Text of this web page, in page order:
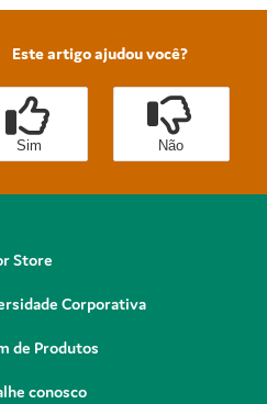
Este artigo ajudou você?
Sim Não
Store
Corporativa
de Produtos
conosco